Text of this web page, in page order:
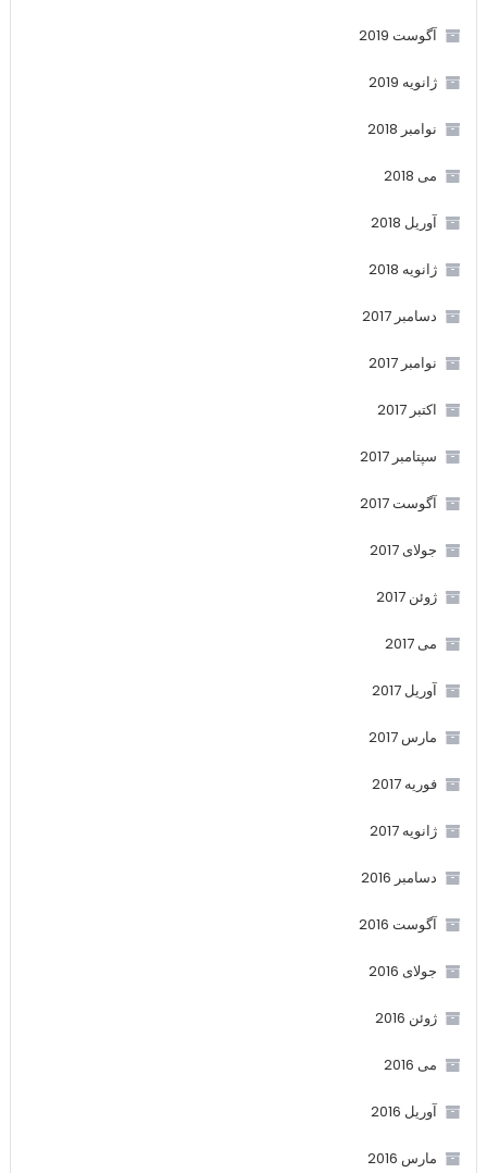
آگوست 2019
ژانویه 2019
نوامبر 2018
می 2018
آوریل 2018
ژانویه 2018
دسامبر 2017
نوامبر 2017
اکتبر 2017
سپتامبر 2017
آگوست 2017
جولای 2017
ژوئن 2017
می 2017
آوریل 2017
مارس 2017
فوریه 2017
ژانویه 2017
دسامبر 2016
آگوست 2016
جولای 2016
ژوئن 2016
می 2016
آوریل 2016
مارس 2016